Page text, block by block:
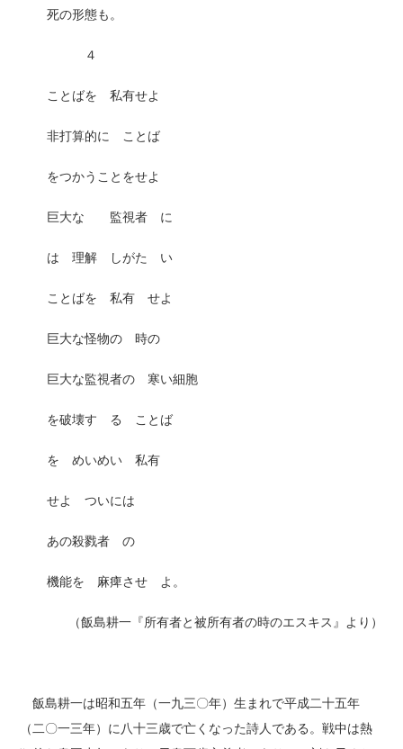
死の形態も。
４
ことばを 私有せよ
非打算的に ことば
をつかうことをせよ
巨大な 監視者 に
は 理解 しがた い
ことばを 私有 せよ
巨大な怪物の 時の
巨大な監視者の 寒い細胞
を破壊す る ことば
を めいめい 私有
せよ ついには
あの殺戮者 の
機能を 麻痺させ よ。
（飯島耕一『所有者と被所有者の時のエスキス』より）
飯島耕一は昭和五年（一九三〇年）生まれで平成二十五年
（二〇一三年）に八十三歳で亡くなった詩人である。戦中は熱